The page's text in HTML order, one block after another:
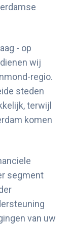
- op
wij
regio.
steden
terwijl
komen
segment
van uw